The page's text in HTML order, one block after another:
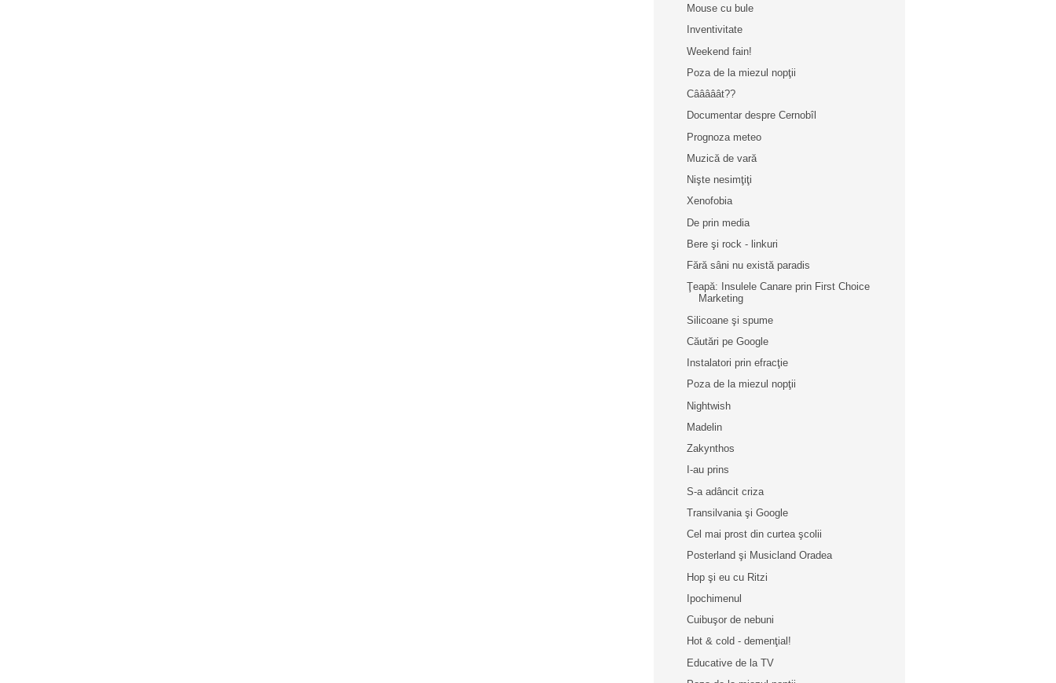
Mouse cu bule
Inventivitate
Weekend fain!
Poza de la miezul nopţii
Cââââât??
Documentar despre Cernobîl
Prognoza meteo
Muzică de vară
Nişte nesimţiţi
Xenofobia
De prin media
Bere şi rock - linkuri
Fără sâni nu există paradis
Ţeapă: Insulele Canare prin First Choice
Marketing
Silicoane şi spume
Căutări pe Google
Instalatori prin efracţie
Poza de la miezul nopţii
Nightwish
Madelin
Zakynthos
I-au prins
S-a adâncit criza
Transilvania şi Google
Cel mai prost din curtea şcolii
Posterland şi Musicland Oradea
Hop şi eu cu Ritzi
Ipochimenul
Cuibuşor de nebuni
Hot & cold - demenţial!
Educative de la TV